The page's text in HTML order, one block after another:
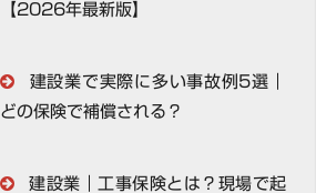
【2026年最新版】
建設業で実際に多い事故例5選｜
どの保険で補償される？
建設業｜工事保険とは？現場で起